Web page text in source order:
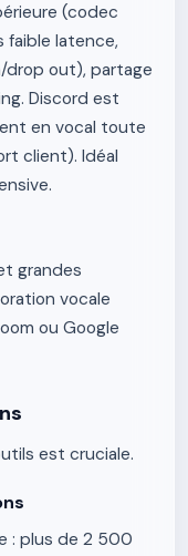
(codec
faible latence,
drop out), partage
Discord est
en vocal toute
client). Idéal
grandes
vocale
ou Google
est cruciale.
: plus de 2 500